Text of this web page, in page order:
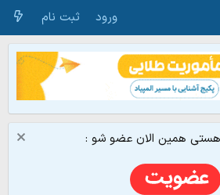
ورود ثبت نام
هستی همین الان عضو شو :